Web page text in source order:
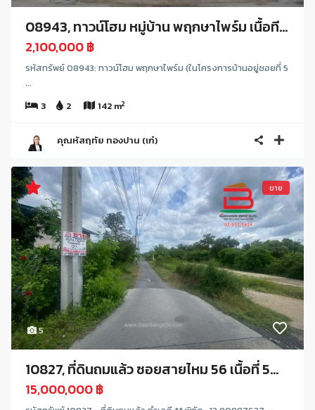
08943, ทาวน์โฮม หมู่บ้าน พฤกษาไพร์ม เนื้อที...
2,100,000 ฿
รหัสทรัพย์ 08943: ทาวน์โฮม พฤกษาไพร์ม (ในโครงการบ้านอยู่ซอยที่ 5
...
3
2 142 m2
คุณหัสฤทัย ทองปาน (เก๋)
5
ขาย
10827, ที่ดินถมแล้ว ซอยสายไหม 56 เนื้อที่ 5...
15,000,000 ฿